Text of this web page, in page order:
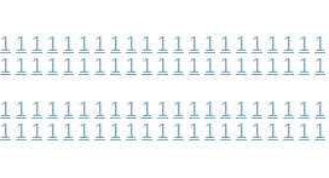
1 1 1 1 1 1 1 1 1 1 1 1 1 1 1 1 1 1 1 1 1
1 1 1 1 1 1 1 1 1 1 1 1 1 1 1 1 1 1 1 1 1
1 1 1 1 1 1 1 1 1 1 1 1 1 1 1 1 1 1 1 1 1
1 1 1 1 1 1 1 1 1 1 1 1 1 1 1 1 1 1 1 1 1